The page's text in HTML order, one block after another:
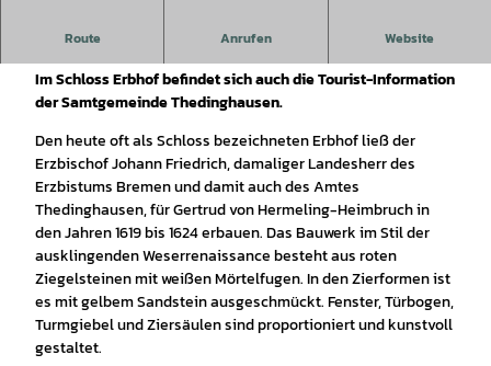
Route Anrufen Website
Der Erbhof ist ein alter Herrensitz im Stil der
Im Schloss Erbhof befindet sich auch die Tourist-Information
der Samtgemeinde Thedinghausen.
Den heute oft als Schloss bezeichneten Erbhof ließ der
Erzbischof Johann Friedrich, damaliger Landesherr des
Erzbistums Bremen und damit auch des Amtes
Thedinghausen, für Gertrud von Hermeling-Heimbruch in
den Jahren 1619 bis 1624 erbauen. Das Bauwerk im Stil der
ausklingenden Weserrenaissance besteht aus roten
Ziegelsteinen mit weißen Mörtelfugen. In den Zierformen ist
es mit gelbem Sandstein ausgeschmückt. Fenster, Türbogen,
Turmgiebel und Ziersäulen sind proportioniert und kunstvoll
gestaltet.